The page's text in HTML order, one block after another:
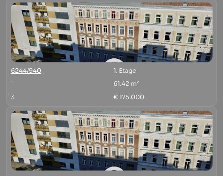
6244/940
1. Etage
–
61.42 m²
3
€ 175.000